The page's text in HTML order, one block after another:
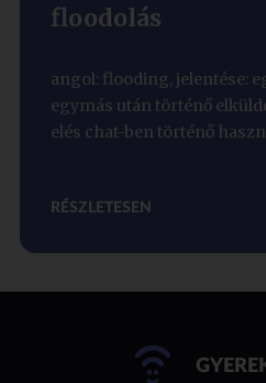
floodolás
angol: flooding, jelentése:
egymás után történő
elés chat-ben történő
RÉSZLETESEN